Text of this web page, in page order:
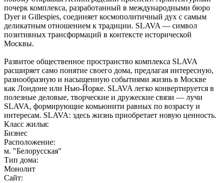
почерк комплекса, разработанный в международными бюро
Dyer и Gillespies, соединяет космополитичный дух с самым
деликатным отношением к традиции. SLAVA — символ
позитивных трансформаций в контексте исторической
Москвы.
Развитое общественное пространство комплекса SLAVA
расширяет само понятие своего дома, предлагая интересную,
разнообразную и насыщенную событиями жизнь в Москве
как Лондоне или Нью-Йорке. SLAVA легко конвертируется в
полезные деловые, творческие и дружеские связи — лучи
SLAVA, формирующие комьюнити равных по возрасту и
интересам. SLAVA: здесь жизнь приобретает новую ценность.
Класс жилья:
Бизнес
Расположение:
м. "Белорусская"
Тип дома:
Монолит
Сайт: